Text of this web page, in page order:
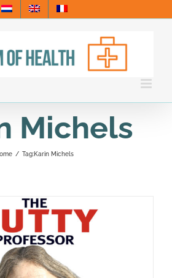
Michels
/ Tag:Karin Michels